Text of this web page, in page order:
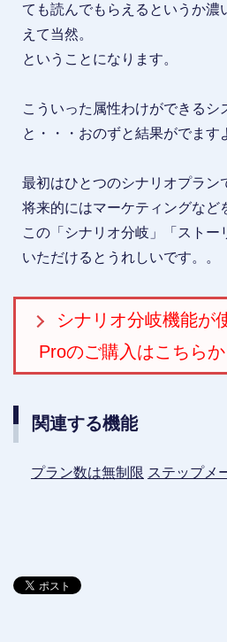
ても読んでもらえるというか濃
えて当然。
ということになります。
こういった属性わけができるシ
と・・・おのずと結果がでます
最初はひとつのシナリオプラン
将来的にはマーケティングなど
この「シナリオ分岐」「ストー
いただけるとうれしいです。。
シナリオ分岐機能が
Proのご購入はこちらか
関連する機能
プラン数は無制限 ステップメ